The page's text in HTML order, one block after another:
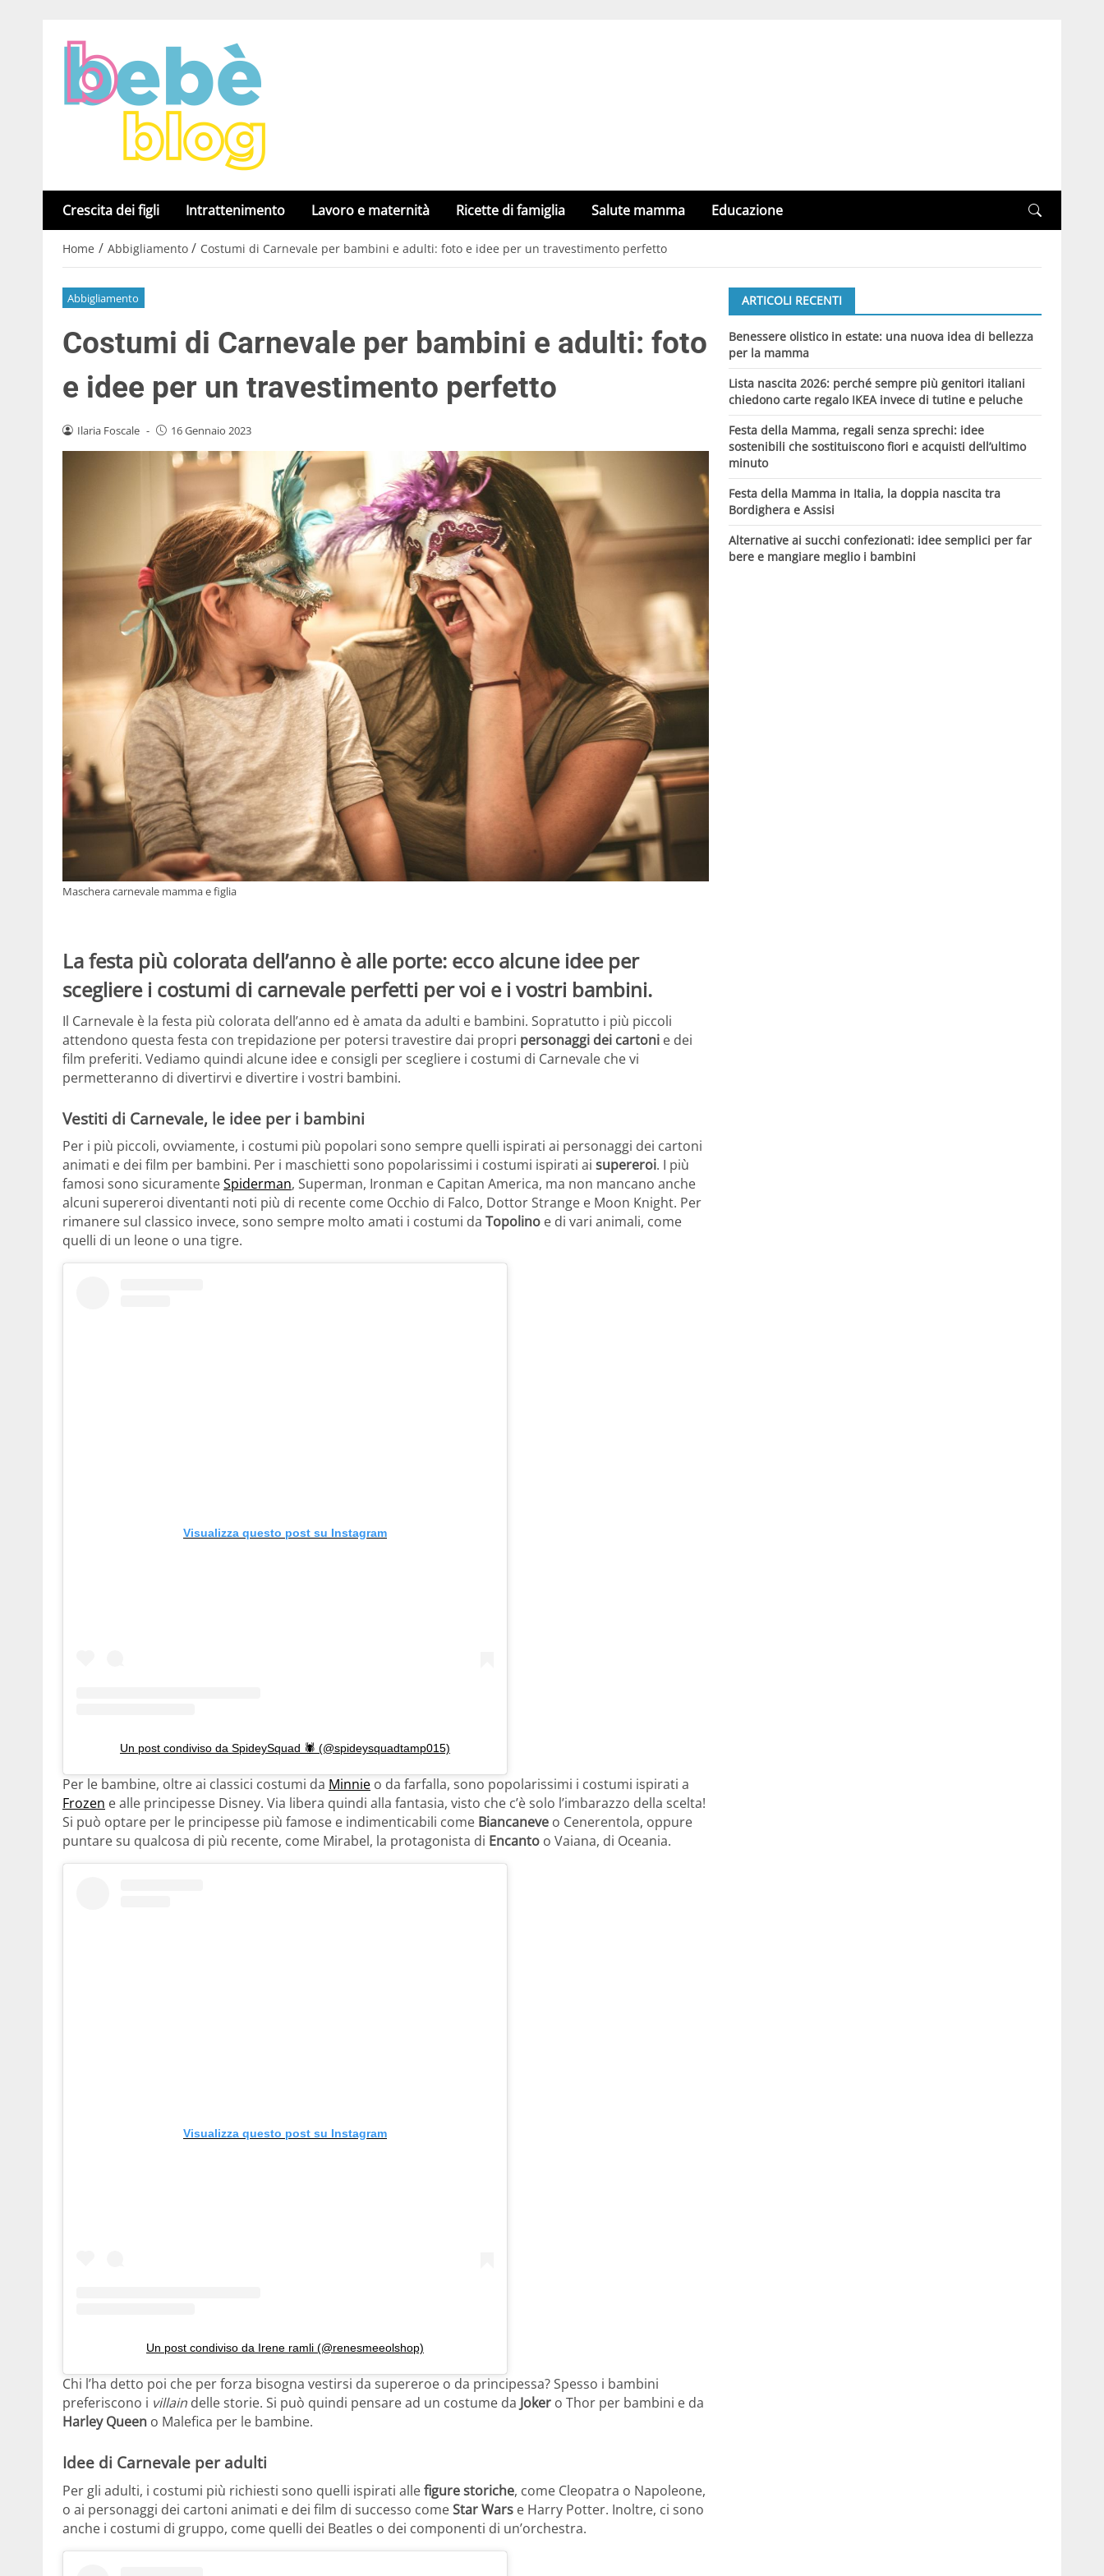
Crescita dei figli Intrattenimento Lavoro e maternità Ricette di famiglia Salute mamma Educazione
Home / Abbigliamento / Costumi di Carnevale per bambini e adulti: foto e idee per un travestimento perfetto
Abbigliamento
Costumi di Carnevale per bambini e adulti: foto
e idee per un travestimento perfetto
Ilaria Foscale - 16 Gennaio 2023
Maschera carnevale mamma e figlia
La festa più colorata dell’anno è alle porte: ecco alcune idee per
scegliere i costumi di carnevale perfetti per voi e i vostri bambini.
Il Carnevale è la festa più colorata dell’anno ed è amata da adulti e bambini. Sopratutto i più piccoli
attendono questa festa con trepidazione per potersi travestire dai propri personaggi dei cartoni e dei
film preferiti. Vediamo quindi alcune idee e consigli per scegliere i costumi di Carnevale che vi
permetteranno di divertirvi e divertire i vostri bambini.
Vestiti di Carnevale, le idee per i bambini
Per i più piccoli, ovviamente, i costumi più popolari sono sempre quelli ispirati ai personaggi dei cartoni
animati e dei film per bambini. Per i maschietti sono popolarissimi i costumi ispirati ai supereroi. I più
famosi sono sicuramenteSpiderman, Superman, Ironman e Capitan America, ma non mancano anche
alcuni supereroi diventanti noti più di recente come Occhio di Falco, Dottor Strange e Moon Knight. Per
rimanere sul classico invece, sono sempre molto amati i costumi da Topolino e di vari animali, come
quelli di un leone o una tigre.
Visualizza questo post su Instagram
Un post condiviso da SpideySquad 🕷 (@spideysquadtamp015)
Per le bambine, oltre ai classici costumi da Minnie o da farfalla, sono popolarissimi i costumi ispirati a
Frozen e alle principesse Disney. Via libera quindi alla fantasia, visto che c’è solo l’imbarazzo della scelta!
Si può optare per le principesse più famose e indimenticabili come Biancaneve o Cenerentola, oppure
puntare su qualcosa di più recente, come Mirabel, la protagonista di Encanto o Vaiana, di Oceania.
Visualizza questo post su Instagram
Un post condiviso da Irene ramli (@renesmeeolshop)
Chi l’ha detto poi che per forza bisogna vestirsi da supereroe o da principessa? Spesso i bambini
preferiscono i villain delle storie. Si può quindi pensare ad un costume da Joker o Thor per bambini e da
Harley Queen o Malefica per le bambine.
Idee di Carnevale per adulti
Per gli adulti, i costumi più richiesti sono quelli ispirati allefigure storiche, come Cleopatra o Napoleone,
o ai personaggi dei cartoni animati e dei film di successo comeStar Wars e Harry Potter. Inoltre, ci sono
anche i costumi di gruppo, come quelli dei Beatles o dei componenti di un’orchestra.
ARTICOLI RECENTI
Benessere olistico in estate: una nuova idea di bellezza
per la mamma
Lista nascita 2026: perché sempre più genitori italiani
chiedono carte regalo IKEA invece di tutine e peluche
Festa della Mamma, regali senza sprechi: idee
sostenibili che sostituiscono fiori e acquisti dell’ultimo
minuto
Festa della Mamma in Italia, la doppia nascita tra
Bordighera e Assisi
Alternative ai succhi confezionati: idee semplici per far
bere e mangiare meglio i bambini